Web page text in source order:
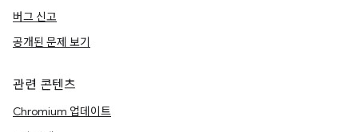
버그 신고
공개된 문제 보기
관련 콘텐츠
Chromium 업데이트